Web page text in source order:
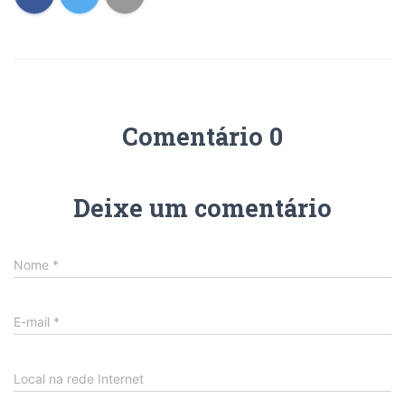
Comentário 0
Deixe um comentário
Nome *
E-mail *
Local na rede Internet